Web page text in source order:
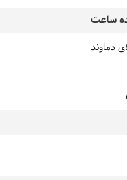
ساعت
دماوند